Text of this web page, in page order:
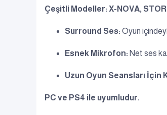
Çeşitli Modeller: X-NOVA,
Surround Ses: Oyun
Esnek Mikrofon: Net ses
Uzun Oyun Seansları İçin
PC ve PS4 ile uyumludur.